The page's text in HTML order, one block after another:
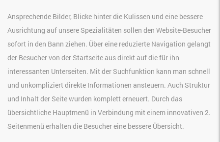
Ansprechende Bilder, Blicke hinter die Kulissen und eine bessere
Ausrichtung auf unsere Spezialitäten sollen den Website-Besucher
sofort in den Bann ziehen. Über eine reduzierte Navigation gelangt
der Besucher von der Startseite aus direkt auf die für ihn
interessanten Unterseiten. Mit der Suchfunktion kann man schnell
und unkompliziert direkte Informationen ansteuern. Auch Struktur
und Inhalt der Seite wurden komplett erneuert. Durch das
übersichtliche Hauptmenü in Verbindung mit einem innovativen 2.
Seitenmenü erhalten die Besucher eine bessere Übersicht.